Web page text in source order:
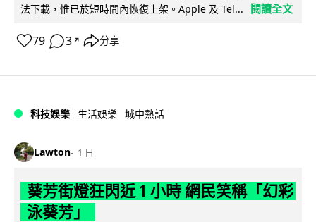
法下載，惟已於短時間內恢復上架。Apple 及 Tel...
閱讀全文
79 3 ↗ 分享
科技娛樂 生活娛樂 城中熱話
Lawton 1 日
葵芳街燈狂閃近 1 小時 網民笑稱「幻彩
泳葵芳」